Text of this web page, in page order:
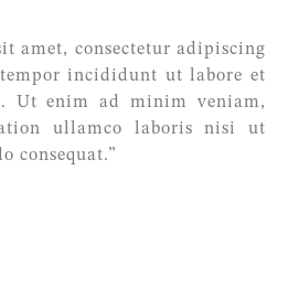
amet, consectetur adipiscing
incididunt ut labore et
Ut enim ad minim veniam,
ullamco laboris nisi ut
consequat.”